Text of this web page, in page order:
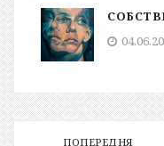
ПОПЕРЕДНЯ